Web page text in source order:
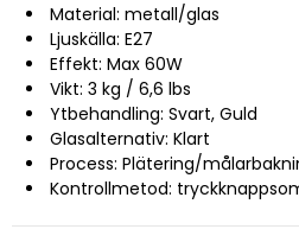
Material: metall/glas
Ljuskälla: E27
Effekt: Max 60W
Vikt: 3 kg / 6,6 lbs
Ytbehandling: Svart, Guld
Glasalternativ: Klart
Process: Plätering/
Kontrollmetod: